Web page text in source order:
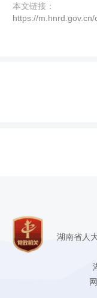
本文链接：
https://
湖南省人